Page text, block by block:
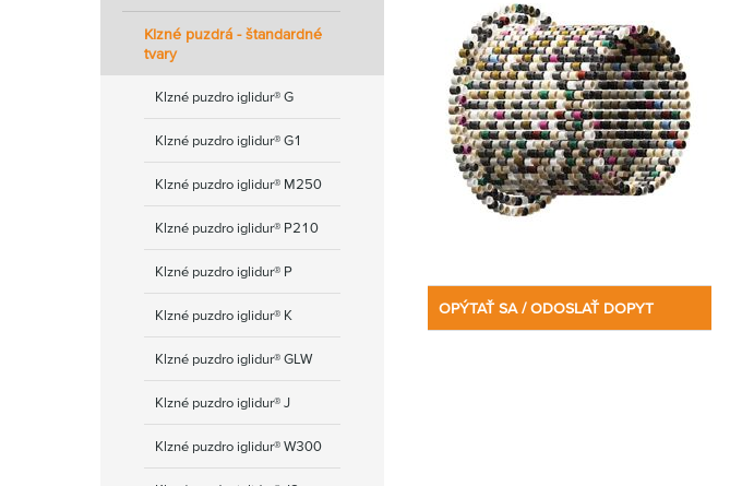
Klzné puzdrá - štandardné
tvary
Klzné puzdro iglidur® G
Klzné puzdro iglidur® G1
Klzné puzdro iglidur® M250
Klzné puzdro iglidur® P210
Klzné puzdro iglidur® P
Klzné puzdro iglidur® K
Klzné puzdro iglidur® GLW
Klzné puzdro iglidur® J
Klzné puzdro iglidur® W300
OPÝTAŤ SA / ODOSLAŤ DOPYT